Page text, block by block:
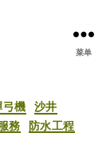
菜单
弓機
沙井
務
防水工程